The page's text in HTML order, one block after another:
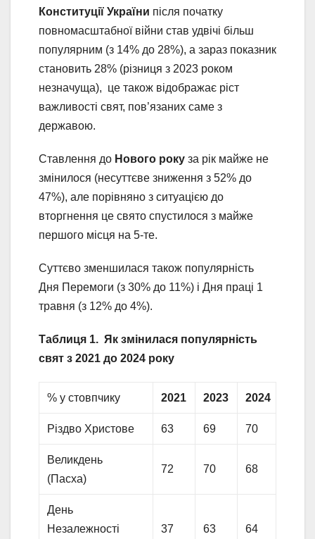
Конституції України після початку
повномасштабної війни став удвічі більш
популярним (з 14% до 28%), а зараз показник
становить 28% (різниця з 2023 роком
незначуща), це також відображає ріст
важливості свят, пов’язаних саме з
державою.
Ставлення до Нового року за рік майже не
змінилося (несуттєве зниження з 52% до
47%), але порівняно з ситуацією до
вторгнення це свято спустилося з майже
першого місця на 5-те.
Суттєво зменшилася також популярність
Дня Перемоги (з 30% до 11%) і Дня праці 1
травня (з 12% до 4%).
Таблиця 1. Як змінилася популярність
свят з 2021 до 2024 року
% у стовпчику 2021 2023 2024
Різдво Христове 63 69 70
Великдень
(Пасха)
72 70 68
День
Незалежності
37 63 64